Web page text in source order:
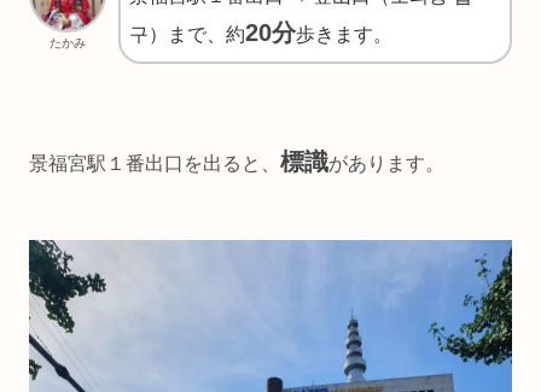
たかみ
구）まで、約20分歩きます。
景福宮駅１番出口を出ると、 標識があります。